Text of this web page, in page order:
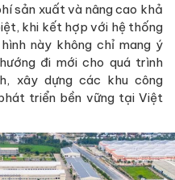
sản xuất và nâng cao khả
khi kết hợp với hệ thống
này không chỉ mang ý
đi mới cho quá trình
xây dựng các khu công
triển bền vững tại Việt